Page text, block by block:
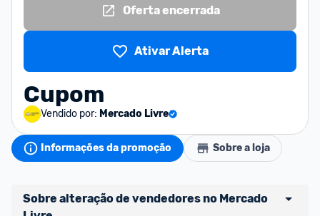
Oferta encerrada
Ativar Alerta
Cupom
Vendido por: Mercado Livre
Informações da promoção Sobre a loja
Sobre alteração de vendedores no Mercado